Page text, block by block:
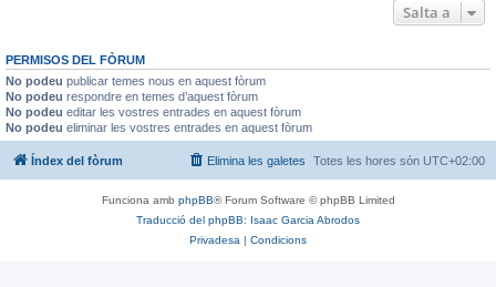
Salta a
PERMISOS DEL FÒRUM
No podeu publicar temes nous en aquest fòrum
No podeu respondre en temes d’aquest fòrum
No podeu editar les vostres entrades en aquest fòrum
No podeu eliminar les vostres entrades en aquest fòrum
Índex del fòrum Totes les hores són UTC+02:00
Elimina les galetes
Funciona amb phpBB® Forum Software © phpBB Limited
Traducció del phpBB: Isaac Garcia Abrodos
Privadesa | Condicions